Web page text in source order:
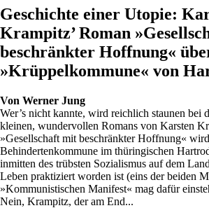
Geschichte einer Utopie:
Krampitz’ Roman
beschränkter Hoffnung«
»Krüppelkommune« von
Von Werner Jung
Wer’s nicht kannte, wird reichlich staunen bei
kleinen, wundervollen Romans von Karsten
»Gesellschaft mit beschränkter Hoffnung«
Behindertenkommune im thüringischen
inmitten des trübsten Sozialismus auf dem
Leben praktiziert worden ist (eins der beiden
»Kommunistischen Manifest« mag dafür
Nein, Krampitz, der am End...